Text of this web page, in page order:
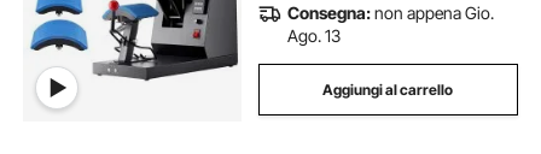
Consegna:non appena Gio.
Ago. 13
Aggiungi al carrello